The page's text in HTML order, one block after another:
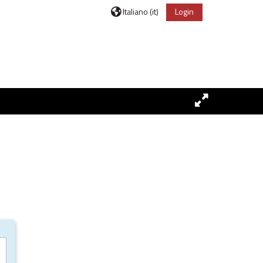
Italiano ‎(it)‎ Login